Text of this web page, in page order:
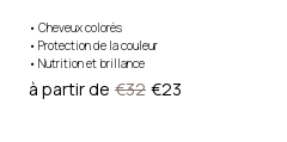
• Cheveux colorés
• Protection de la couleur
• Nutrition et brillance
à partir de €32 €23